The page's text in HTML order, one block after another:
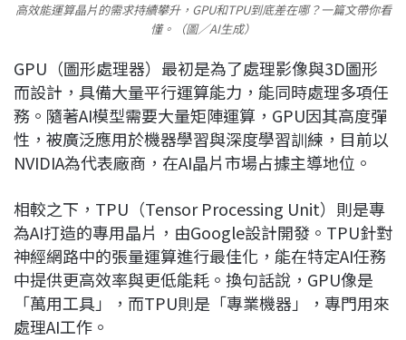
高效能運算晶片的需求持續攀升，GPU和TPU到底差在哪？一篇文帶你看
懂。（圖／AI生成）
GPU（圖形處理器）最初是為了處理影像與3D圖形
而設計，具備大量平行運算能力，能同時處理多項任
務。隨著AI模型需要大量矩陣運算，GPU因其高度彈
性，被廣泛應用於機器學習與深度學習訓練，目前以
NVIDIA為代表廠商，在AI晶片市場占據主導地位。
相較之下，TPU（Tensor Processing Unit）則是專
為AI打造的專用晶片，由Google設計開發。TPU針對
神經網路中的張量運算進行最佳化，能在特定AI任務
中提供更高效率與更低能耗。換句話說，GPU像是
「萬用工具」，而TPU則是「專業機器」，專門用來
處理AI工作。